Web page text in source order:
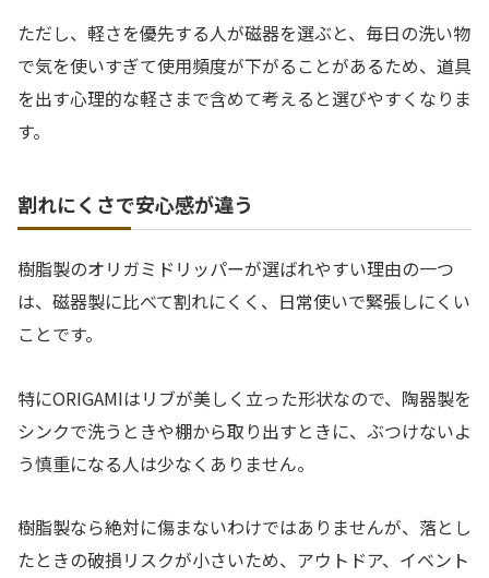
ただし、軽さを優先する人が磁器を選ぶと、毎日の洗い物
で気を使いすぎて使用頻度が下がることがあるため、道具
を出す心理的な軽さまで含めて考えると選びやすくなりま
す。
割れにくさで安心感が違う
樹脂製のオリガミドリッパーが選ばれやすい理由の一つ
は、磁器製に比べて割れにくく、日常使いで緊張しにくい
ことです。
特にORIGAMIはリブが美しく立った形状なので、陶器製を
シンクで洗うときや棚から取り出すときに、ぶつけないよ
う慎重になる人は少なくありません。
樹脂製なら絶対に傷まないわけではありませんが、落とし
たときの破損リスクが小さいため、アウトドア、イベント